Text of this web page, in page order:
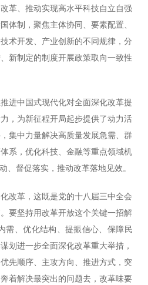
革、推动实现高水平科技自立自强
体制，聚焦主体协同、要素配置、
术开发、产业创新的不同规律，分
新制定的制度开展政策取向一致性
进中国式现代化对全面深化改革提
，为新征程开局起步提供了动力活
集中力量解决高质量发展急需、群
系，优化科技、金融等重点领域机
、督促落实，推动改革落地见效。
改革，这既是党的十八届三中全会
要坚持用改革开放这个关键一招解
需、优化结构、提振信心、保障民
划进一步全面深化改革重大举措，
先顺序、主攻方向、推进方式，突
着解决最突出的问题去，改革味要